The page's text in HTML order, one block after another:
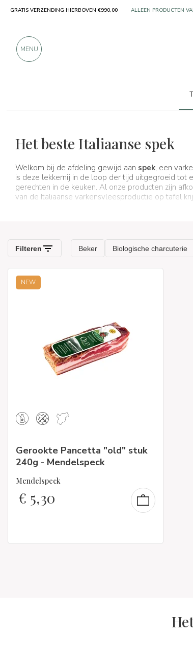
Het beste Italiaanse spek
Welkom bij de afdeling gewijd aan spek, een
is deze lekkernij in de loop der tijd uitgegroeid tot
gerechten in de keuken. Al onze producten zijn
van de Italiaanse varkensvleesproductie op tafel
NEW
Gerookte Pancetta "old" stuk
240g - Mendelspeck
Mendelspeck
€ 5,30
GRATIS VERZENDING HIERBOVEN €990,00 ALLEEN PRODUCTEN
MENU